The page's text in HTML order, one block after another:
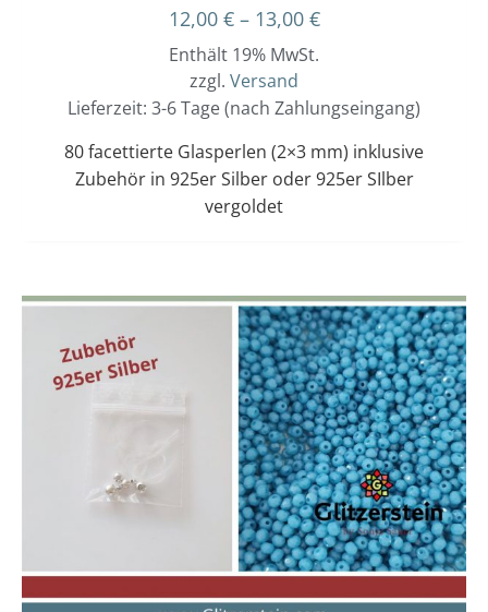
12,00 € – 13,00 €
Enthält 19% MwSt.
zzgl. Versand
Lieferzeit: 3-6 Tage (nach Zahlungseingang)
80 facettierte Glasperlen (2×3 mm) inklusive
Zubehör in 925er Silber oder 925er SIlber
vergoldet
Dieses
Produkt
weist
mehrere
Varianten
auf.
Die
Optionen
können
auf
der
Preisspanne:
12,00 €
bis
13,00 €